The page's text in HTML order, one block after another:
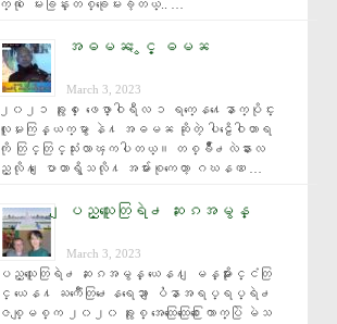
က္ကို ေမးခြန္းတစ္ခုေမးခဲ့တယ္.. …
အဓမၼ ႏွင့္ ဓမၼ
March 3, 2023
၂၀၂၁ ခုႏွစ္ ေဖေဖာ္ဝါရီလ ၁ ရက္ေန႔ေနာက္ပိုင္း
လူမႈကြန္ယက္မွာ နဲ႔ အဓမၼ ဆိုတဲ့ ပါဠိေဝါဟာရ
ကို တြင္တြင္သုံးလာၾကပါတယ္။ တစ္ခ်ိဳ႕လဲနားလ
ည္လို႔ ေျပာတာရွိသလို႔ အမ်ားစုကေတာ့ ဂဃနဏ …
ျပည္သူေတြရဲ႕ ဆႏၵအမွန္
March 3, 2023
ျပည္သူေတြရဲ႕ ဆႏၵအမွန္ ယေန႔ ျမန္မာႏိုင္ငံတြ
င္ ယေန႔ ႀကဳံေတြ႕ေနရေသာ ျပႆနာအရပ္ရပ္ရဲ႕
ဇစ္ျမစ္က ၂၀၂၀ ခုႏွစ္ အေထြေထြေ႐ြးေကာက္ပြဲ မဲသ